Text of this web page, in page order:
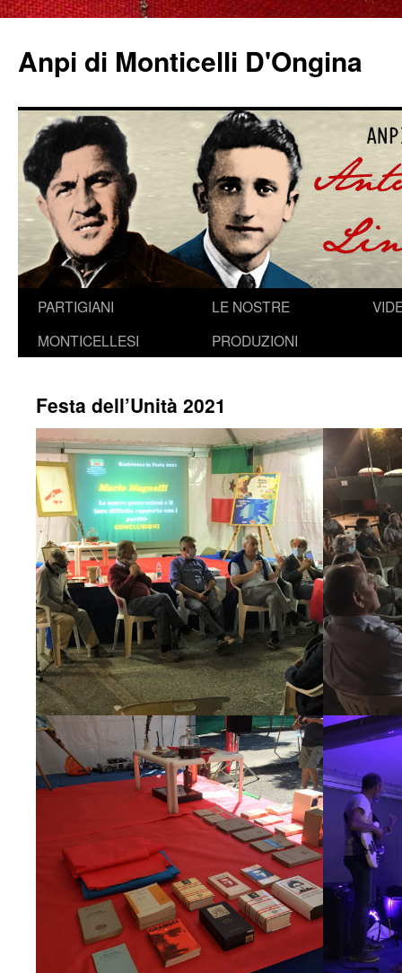
Anpi di Monticelli D'Ongina
VaiPARTIGIANI
MONTICELLESI
LE NOSTRE
PRODUZIONI
Festa dell’Unità 2021